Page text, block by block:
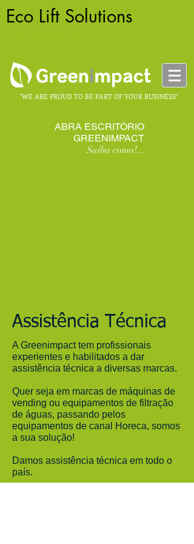
Eco Lift Solutions
"WE ARE PROUD TO BE PART OF YOUR BUSINESS"
ABRA ESCRITÓRIO
GREENIMPACT
Saiba como!...
Assistência Técnica
A Greenimpact tem profissionais
experientes e habilitados a dar
assistência técnica a diversas marcas.
Quer seja em marcas de máquinas de
vending ou equipamentos de filtração
de águas, passando pelos
equipamentos de canal Horeca, somos
a sua solução!
Damos assistência técnica em todo o
país.